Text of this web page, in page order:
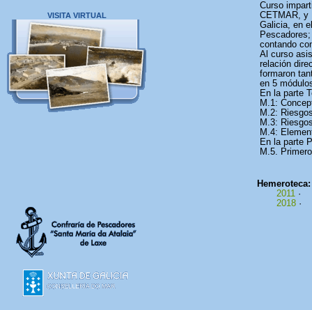
VISITA VIRTUAL
Curso
CETMAR, y
Galicia, en
contando
Al curso
relación
formaron
en 5
En la parte
M.1:
M.2:
M.3:
M.4:
En la parte
M.5.
2011 ·
2018·